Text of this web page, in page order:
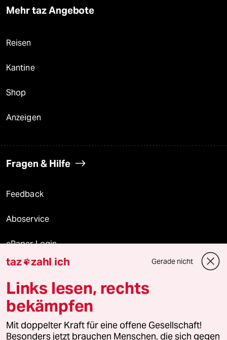
Mehr taz Angebote
Reisen
Kantine
Shop
Anzeigen
Fragen & Hilfe
Feedback
Aboservice
ePaper Login
Downloads für Abonnierende
© 2026 taz Verlags und Vertriebs GmbH
Alle Rechte vorbehalten. Bei rechtlichen Fragen oder für Genehmigungen
wenden Sie sich bitte an
lizenzen@taz.de
taz zahl ich Gerade nicht
Links lesen, rechts
bekämpfen
Mit doppelter Kraft für eine offene Gesellschaft!
Besonders jetzt brauchen Menschen, die sich gegen